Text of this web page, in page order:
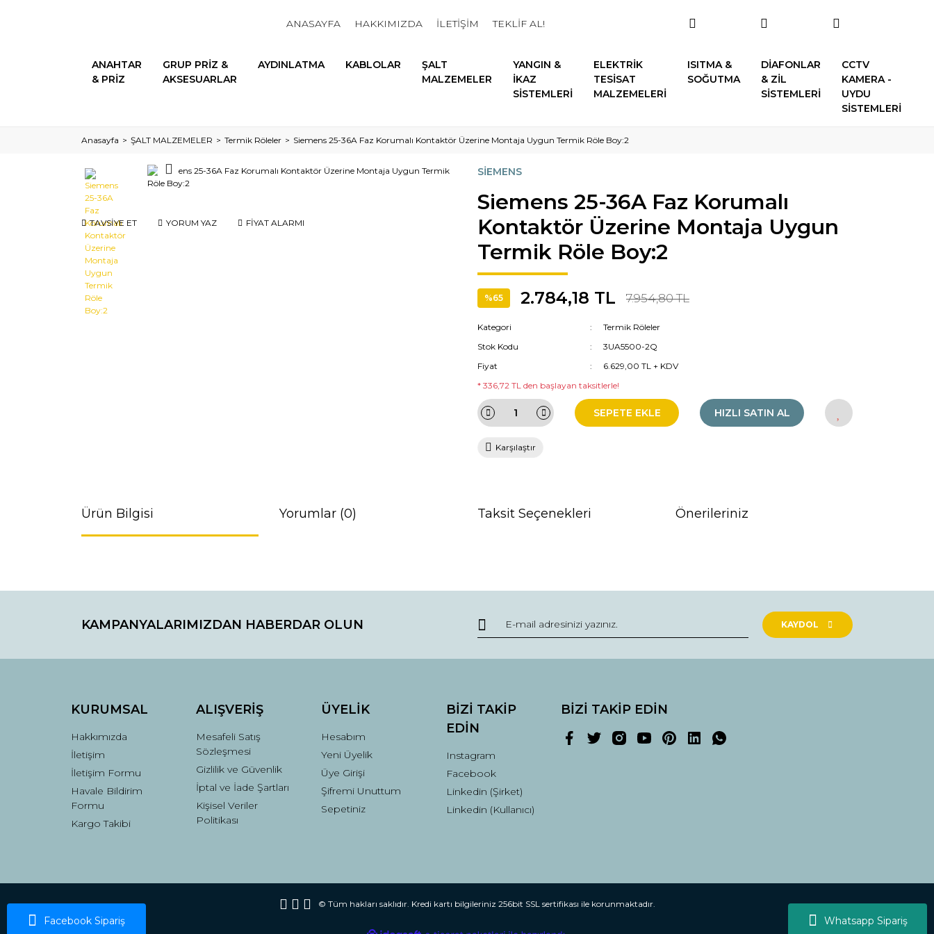
Whatsapp Sipariş
Facebook Sipariş
ANASAYFA HAKKIMIZDA İLETİŞİM TEKLİF AL!
ANAHTAR
& PRİZ
GRUP PRİZ &
AKSESUARLAR
AYDINLATMA KABLOLAR
ŞALT
MALZEMELER
YANGIN &
İKAZ
SİSTEMLERİ
ELEKTRİK
TESİSAT
MALZEMELERİ
ISITMA &
SOĞUTMA
DİAFONLAR
& ZİL
SİSTEMLERİ
CCTV
KAMERA -
UYDU
SİSTEMLERİ
Anasayfa ŞALT MALZEMELER Termik Röleler Siemens 25-36A Faz Korumalı Kontaktör Üzerine Montaja Uygun Termik Röle Boy:2
TAVSİYE ET YORUM YAZ FİYAT ALARMI
SİEMENS
Siemens 25-36A Faz Korumalı
Kontaktör Üzerine Montaja Uygun
Termik Röle Boy:2
%65 2.784,18 TL 7.954,80 TL
Kategori
Termik Röleler
Stok Kodu
3UA5500-2Q
Fiyat
6.629,00 TL + KDV
* 336,72 TL den başlayan taksitlerle!
SEPETE EKLE HIZLI SATIN AL
Karşılaştır
Ürün Bilgisi Yorumlar (0) Taksit Seçenekleri Önerileriniz
Yorum Yaz
Görüş ve önerileriniz için teşekkür ederiz.
Ürün resmi kalitesiz, bozuk veya görüntülenemiyor.
Bu ürüne benzer farklı alternatifler olmalı.
Gönder
KAMPANYALARIMIZDAN HABERDAR OLUN KAYDOL
KURUMSAL
Hakkımızda
İletişim
İletişim Formu
Havale Bildirim
Formu
Kargo Takibi
ALIŞVERİŞ
Mesafeli Satış
Sözleşmesi
Gizlilik ve Güvenlik
İptal ve İade Şartları
Kişisel Veriler
Politikası
ÜYELİK
Hesabım
Yeni Üyelik
Üye Girişi
Şifremi Unuttum
Sepetiniz
BİZİ TAKİP
EDİN
Instagram
Facebook
Linkedin (Şirket)
Linkedin (Kullanıcı)
BİZİ TAKİP EDİN
© Tüm hakları saklıdır. Kredi kartı bilgileriniz 256bit SSL sertifikası ile korunmaktadır.